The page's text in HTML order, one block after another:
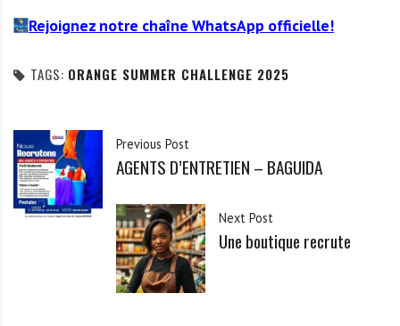
Rejoignez notre chaîne WhatsApp officielle!
TAGS: ORANGE SUMMER CHALLENGE 2025
Previous Post
AGENTS D’ENTRETIEN – BAGUIDA
Next Post
Une boutique recrute